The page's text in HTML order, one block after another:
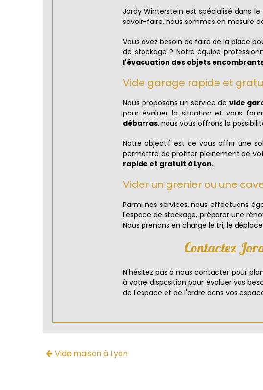
Jordy Winterstein est spécialisé dans le
savoir-faire, nous sommes en mesure
Vous avez besoin de faire de la place
de stockage ? Notre équipe
l'évacuation des objets
Vide garage rapide et
Nous proposons un service de vide
pour évaluer la situation et vous
débarras, nous vous offrons la
Notre objectif est de vous offrir une
permettre de profiter pleinement de
rapide et gratuit à Lyon.
Vider un grenier ou une
Parmi nos services, nous effectuons
l'espace de stockage, préparer une
Nous prenons en charge le tri, le
Contactez
N'hésitez pas à nous contacter pour
à votre disposition pour évaluer vos
de l'espace et de l'ordre dans vos
Vide maison à Lyon